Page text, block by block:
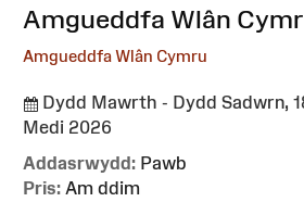
Amgueddfa Wlân
Amgueddfa Wlân Cymru
Dydd Mawrth - Dydd Sadwrn,
Medi 2026
Addasrwydd: Pawb
Pris: Am ddim